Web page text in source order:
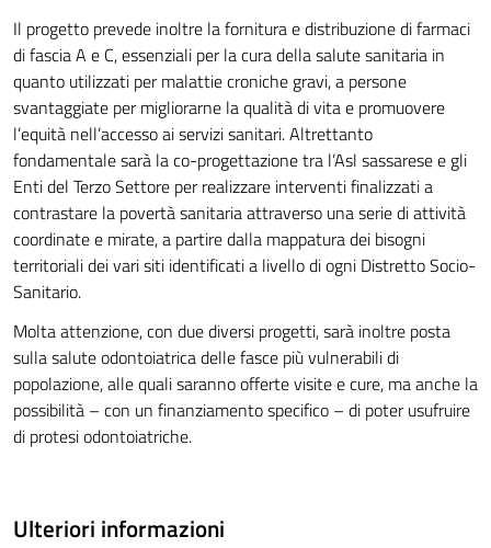
Il progetto prevede inoltre la fornitura e distribuzione di farmaci
di fascia A e C, essenziali per la cura della salute sanitaria in
quanto utilizzati per malattie croniche gravi, a persone
svantaggiate per migliorarne la qualità di vita e promuovere
l’equità nell’accesso ai servizi sanitari. Altrettanto
fondamentale sarà la co-progettazione tra l’Asl sassarese e gli
Enti del Terzo Settore per realizzare interventi finalizzati a
contrastare la povertà sanitaria attraverso una serie di attività
coordinate e mirate, a partire dalla mappatura dei bisogni
territoriali dei vari siti identificati a livello di ogni Distretto Socio-
Sanitario.
Molta attenzione, con due diversi progetti, sarà inoltre posta
sulla salute odontoiatrica delle fasce più vulnerabili di
popolazione, alle quali saranno offerte visite e cure, ma anche la
possibilità – con un finanziamento specifico – di poter usufruire
di protesi odontoiatriche.
Ulteriori informazioni